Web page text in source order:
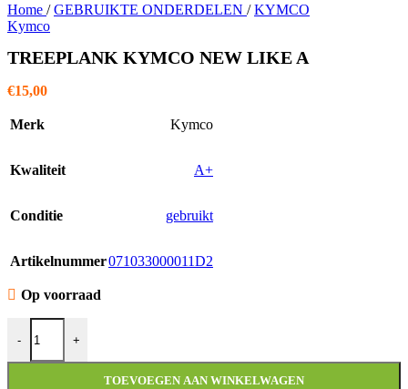
Home / GEBRUIKTE ONDERDELEN / KYMCO
Kymco
TREEPLANK KYMCO NEW LIKE A
€15,00
Merk Kymco
Kwaliteit A+
Conditie gebruikt
Artikelnummer071033000011D2
Op voorraad
-
TREEPLANK KYMCO NEW LIKE A aantal
+
TOEVOEGEN AAN WINKELWAGEN